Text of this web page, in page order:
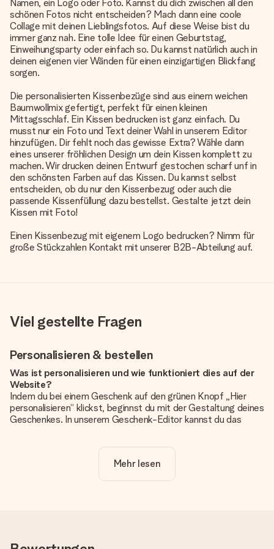
Namen, ein Logo oder Foto. Kannst du dich zwischen all den
schönen Fotos nicht entscheiden? Mach dann eine coole
Collage mit deinen Lieblingsfotos. Auf diese Weise bist du
immer ganz nah. Eine tolle Idee für einen Geburtstag,
Einweihungsparty oder einfach so. Du kannst natürlich auch in
deinen eigenen vier Wänden für einen einzigartigen Blickfang
sorgen.
Die personalisierten Kissenbezüge sind aus einem weichen
Baumwollmix gefertigt, perfekt für einen kleinen
Mittagsschlaf. Ein Kissen bedrucken ist ganz einfach. Du
musst nur ein Foto und Text deiner Wahl in unserem Editor
hinzufügen. Dir fehlt noch das gewisse Extra? Wähle dann
eines unserer fröhlichen Design um dein Kissen komplett zu
machen. Wir drucken deinen Entwurf gestochen scharf unf in
den schönsten Farben auf das Kissen. Du kannst selbst
entscheiden, ob du nur den Kissenbezug oder auch die
passende Kissenfüllung dazu bestellst. Gestalte jetzt dein
Kissen mit Foto!
Einen Kissenbezug mit eigenem Logo bedrucken? Nimm für
große Stückzahlen Kontakt mit unserer B2B-Abteilung auf.
Viel gestellte Fragen
Personalisieren & bestellen
Was ist personalisieren und wie funktioniert dies auf der
Website?
Indem du bei einem Geschenk auf den grünen Knopf „Hier
personalisieren“ klickst, beginnst du mit der Gestaltung deines
Geschenkes. In unserem Geschenk-Editor kannst du das
noch eines unserer angebotenen Designs, um deinem
Geschenk die perfekte Ausstrahlung zu verleihen.
Mehr lesen